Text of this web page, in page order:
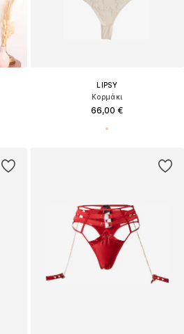
LIPSY
Κορμάκι
66,00 €